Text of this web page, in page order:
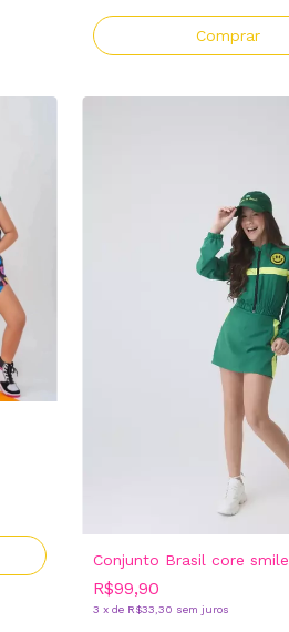
Comprar
Conjunto Brasil core smile
R$99,90
3 x de R$33,30 sem juros